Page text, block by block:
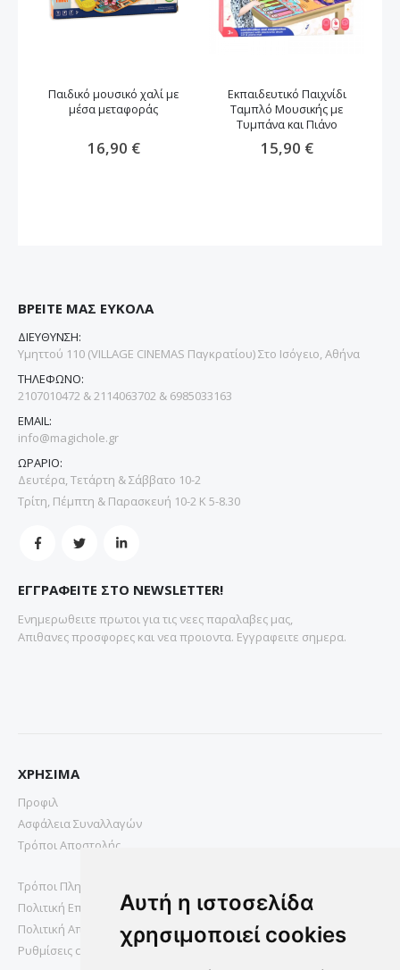
Αυτή η ιστοσελίδα
χρησιμοποιεί cookies
Παιδικό μουσικό χαλί με
μέσα μεταφοράς
16,90 €
Εκπαιδευτικό Παιχνίδι
Ταμπλό Μουσικής με
Τυμπάνα και Πιάνο
15,90 €
ΒΡΕΙΤΕ ΜΑΣ ΕΥΚΟΛΑ
ΔΙΕΥΘΥΝΣΗ:
Υμηττού 110 (VILLAGE CINEMAS Παγκρατίου) Στο Ισόγειο, Αθήνα
ΤΗΛΕΦΩΝΟ:
2107010472 & 2114063702 & 6985033163
EMAIL:
info@magichole.gr
ΩΡΑΡΙΟ:
Δευτέρα, Τετάρτη & Σάββατο 10-2
Τρίτη, Πέμπτη & Παρασκευή 10-2 Κ 5-8.30
ΕΓΓΡΑΦΕΙΤΕ ΣΤΟ NEWSLETTER!
Ενημερωθειτε πρωτοι για τις νεες παραλαβες μας,
Απιθανες προσφορες και νεα προιοντα. Εγγραφειτε σημερα.
ΧΡΗΣΙΜΑ
Προφιλ
Ασφάλεια Συναλλαγών
Τρόποι Αποστολής
Τρόποι Πληρωμής
Πολιτική Επιστροφών
Πολιτική Απορρήτου
Ρυθμίσεις cookies